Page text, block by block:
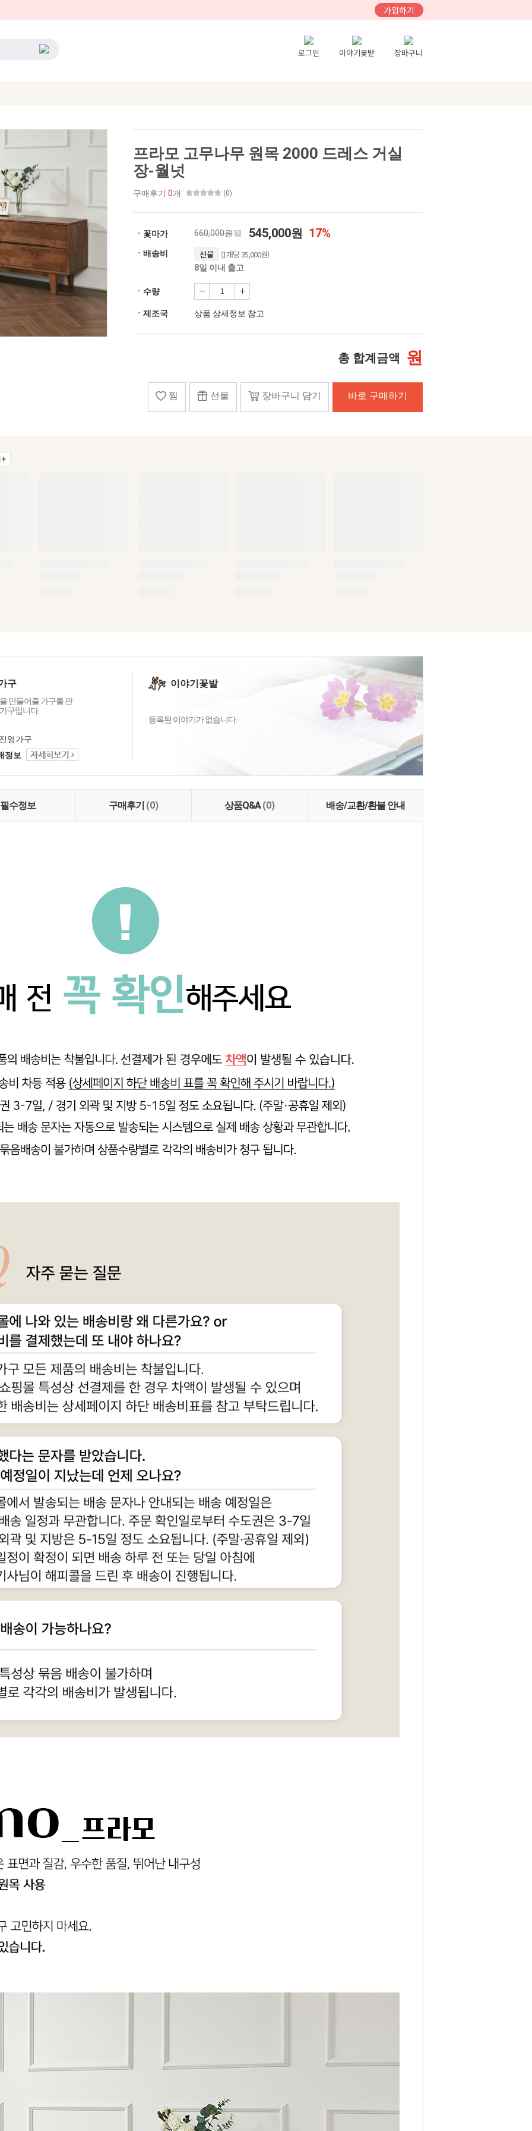
가입하기
로그인 이야기꽃밭 장바구니
프라모 고무나무 원목 2000 드레스 거실
장-월넛
구매후기 0개 (0)
ㆍ꽃마가 660,000원 545,000원 17%
ㆍ배송비 선불 (1개당 35,000원)
8일 이내 출고
ㆍ수량
ㆍ제조국 상품 상세정보 참고
총 합계금액 원
찜 선물 장바구니 담기 바로 구매하기
구
만들어줄 가구를 판
구입니다.
영가구
정보
이야기꽃밭
등록된 이야기가 없습니다.
필수정보 구매후기 (0) 상품Q&A(0) 배송/교환/환불 안내